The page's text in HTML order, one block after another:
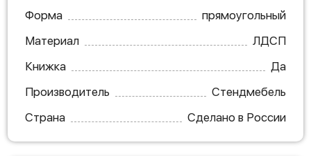
Форма
прямоугольный
Материал
ЛДСП
Книжка
Да
Производитель
Стендмебель
Страна
Сделано в России